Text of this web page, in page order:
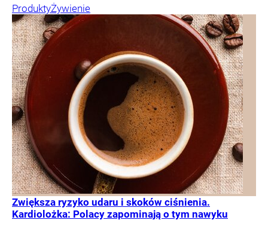
ProduktyŻywienie
Zwiększa ryzyko udaru i skoków ciśnienia.
Kardiolożka: Polacy zapominają o tym nawyku